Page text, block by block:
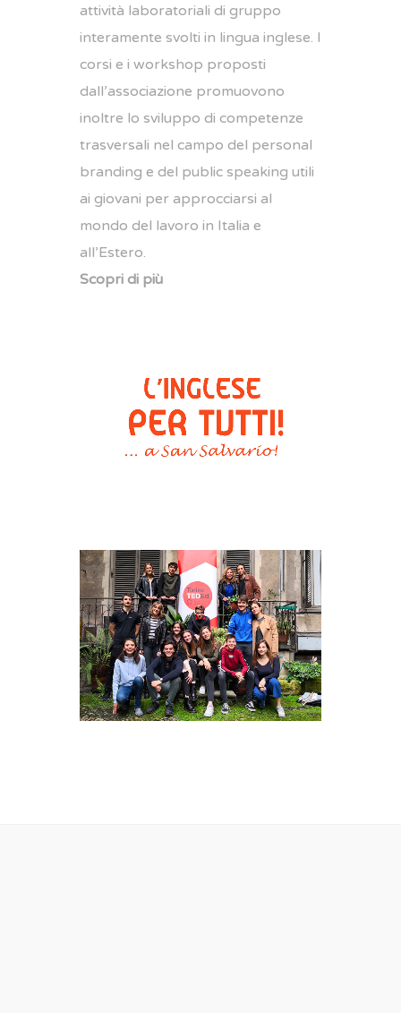
attività laboratoriali di gruppo
interamente svolti in lingua inglese. I
corsi e i workshop proposti
dall’associazione promuovono
inoltre lo sviluppo di competenze
trasversali nel campo del personal
branding e del public speaking utili
ai giovani per approcciarsi al
mondo del lavoro in Italia e
all’Estero.
Scopri di più